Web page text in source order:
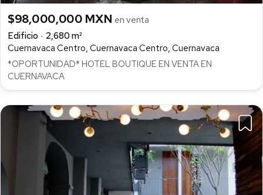
$98,000,000 MXN en venta
Edificio
2,680 m²
Cuernavaca Centro, Cuernavaca Centro, Cuernavaca
*OPORTUNIDAD* HOTEL BOUTIQUE EN VENTA EN
CUERNAVACA